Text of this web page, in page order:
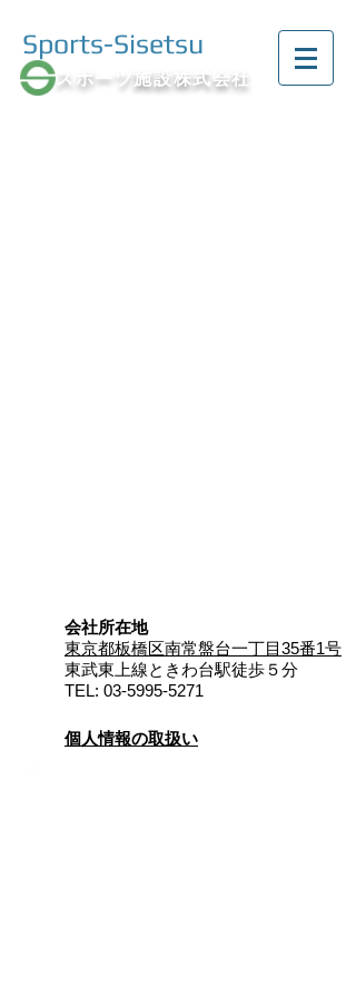
Sports-Sisetsu
スポーツ施設株式会社
会社所在地
東京都板橋区南常盤台一丁目35番1号
東武東上線ときわ台駅徒歩５分
TEL: 03-5995-5271
個人情報の取扱い